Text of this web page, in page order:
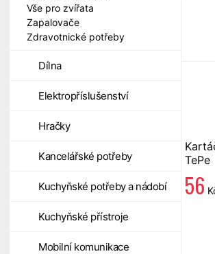
Vše pro zvířata
Zapalovače
Zdravotnické potřeby
Dílna
Elektropříslušenství
Hračky
Kancelářské potřeby
Kuchyňské potřeby a nádobí
Kuchyňské přístroje
Mobilní komunikace
TePe
56